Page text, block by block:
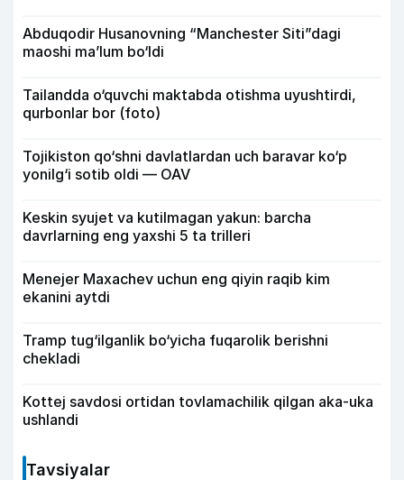
Abduqodir Husanovning “Manchester Siti”dagi
maoshi ma’lum bo‘ldi
Tailandda o‘quvchi maktabda otishma uyushtirdi,
qurbonlar bor (foto)
Tojikiston qo‘shni davlatlardan uch baravar ko‘p
yonilg‘i sotib oldi — OAV
Keskin syujet va kutilmagan yakun: barcha
davrlarning eng yaxshi 5 ta trilleri
Menejer Maxachev uchun eng qiyin raqib kim
ekanini aytdi
Tramp tug‘ilganlik bo‘yicha fuqarolik berishni
chekladi
Kottej savdosi ortidan tovlamachilik qilgan aka-uka
ushlandi
Tavsiyalar